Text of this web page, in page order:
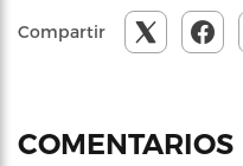
Compartir
COMENTARIOS